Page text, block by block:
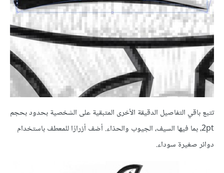
تتبع باقي التفاصيل الدقيقة الأخرى المتبقية على الشخصية بحدود بحجم
2pt، بما فيها السيف، الجيوب والحذاء. أضف أزرارًا للمعطف باستخدام
دوائر صغيرة سوداء.